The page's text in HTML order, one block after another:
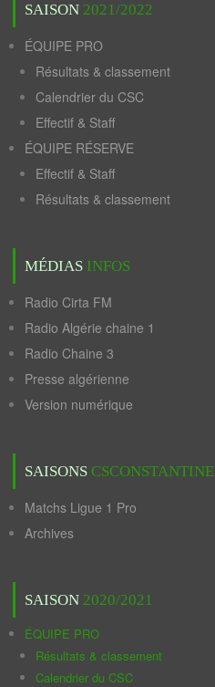
SAISON 2021/2022
ÉQUIPE PRO
Résultats & classement
Calendrier du CSC
Effectif & Staff
ÉQUIPE RÉSERVE
Effectif & Staff
Résultats & classement
MÉDIAS INFOS
Radio Cirta FM
Radio Algérie chaine 1
Radio Chaine 3
Presse algérienne
Version numérique
SAISONS CSCONSTANTINE
Matchs Ligue 1 Pro
Archives
SAISON 2020/2021
ÉQUIPE PRO
Résultats & classement
Calendrier du CSC